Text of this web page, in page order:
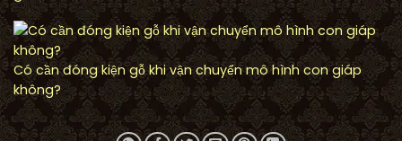
Có cần đóng kiện gỗ khi vận chuyển mô hình con giáp
không?